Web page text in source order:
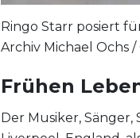
Ringo Starr posiert
Archiv Michael Ochs
Frühen
Der Musiker,